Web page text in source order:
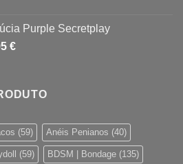
€.
é:
26,95 €.
Purple Secretplay
€O
é:
(59) Anéis Penianos (40)
(59) BDSM | Bondage (135)